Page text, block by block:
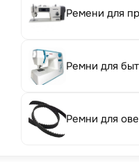
Ремени для
Ремни для
Ремни для